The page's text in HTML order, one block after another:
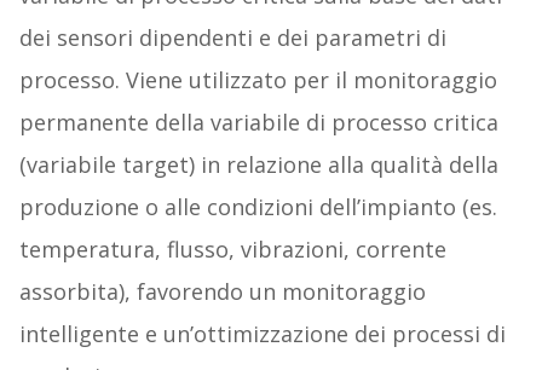
dei sensori dipendenti e dei parametri di
processo. Viene utilizzato per il monitoraggio
permanente della variabile di processo critica
(variabile target) in relazione alla qualità della
produzione o alle condizioni dell’impianto (es.
temperatura, flusso, vibrazioni, corrente
assorbita), favorendo un monitoraggio
intelligente e un’ottimizzazione dei processi di